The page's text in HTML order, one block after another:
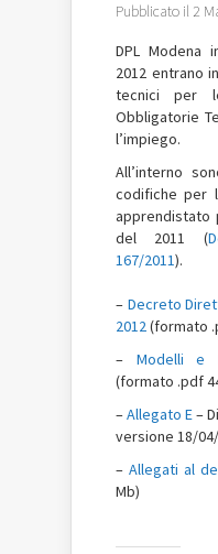
Pubblicato il 2
DPL Modena
2012 entrano
tecnici per
Obbligatorie
l’impiego.
All’interno
codifiche per
apprendistato
del 2011 (
167/2011).
– Decreto
2012(formato
– Modelli e
(formato .pdf
–Allegato E–
versione 18/
– Allegati al
Mb)